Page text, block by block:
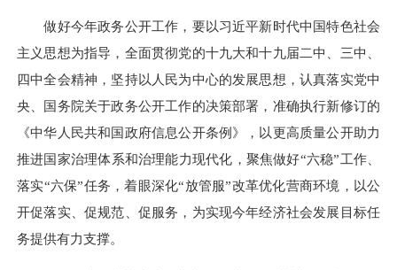
做好今年政务公开工作，要以习近平新时代中国特色社会
主义思想为指导，全面贯彻党的十九大和十九届二中、三中、
四中全会精神，坚持以人民为中心的发展思想，认真落实党中
央、国务院关于政务公开工作的决策部署，准确执行新修订的
《中华人民共和国政府信息公开条例》，以更高质量公开助力
推进国家治理体系和治理能力现代化，聚焦做好“六稳”工作、
落实“六保”任务，着眼深化“放管服”改革优化营商环境，以公
开促落实、促规范、促服务，为实现今年经济社会发展目标任
务提供有力支撑。